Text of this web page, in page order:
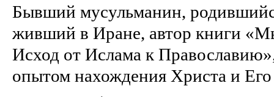
Бывший мусульманин,
живший в Иране, автор книги
Исход от Ислама к
опытом нахождения Христа и